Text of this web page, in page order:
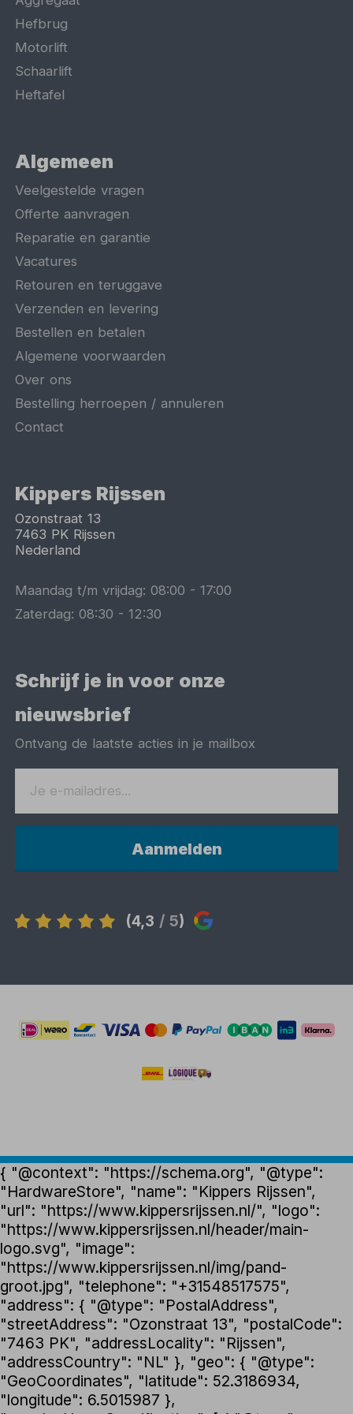
Hefbrug
Motorlift
Schaarlift
Heftafel
Algemeen
Veelgestelde vragen
Offerte aanvragen
Reparatie en garantie
Vacatures
Retouren en teruggave
Verzenden en levering
Bestellen en betalen
Algemene voorwaarden
Over ons
Bestelling herroepen / annuleren
Contact
Kippers Rijssen
Ozonstraat 13
7463 PK Rijssen
Nederland
Maandag t/m vrijdag:08:00 -17:00
Zaterdag:08:30 -12:30
Schrijf je in voor onze
nieuwsbrief
Ontvang de laatste acties in je mailbox
Aanmelden
(4,3 / 5)
{ "@context": "https://schema.org", "@type":
"HardwareStore", "name": "Kippers Rijssen",
"url": "https://www.kippersrijssen.nl/", "logo":
"https://www.kippersrijssen.nl/header/main-
logo.svg", "image":
"https://www.kippersrijssen.nl/img/pand-
groot.jpg", "telephone": "+31548517575",
"address": { "@type": "PostalAddress",
"streetAddress": "Ozonstraat 13", "postalCode":
"7463 PK", "addressLocality": "Rijssen",
"addressCountry": "NL" }, "geo": { "@type":
"GeoCoordinates", "latitude": 52.3186934,
"longitude": 6.5015987 },